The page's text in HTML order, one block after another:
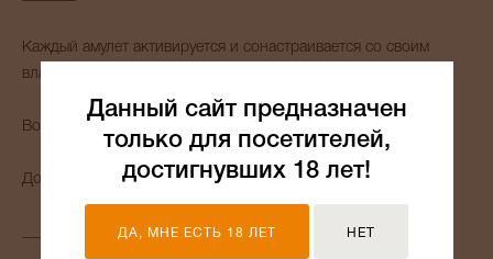
Каждый амулет активируется и сонастраивается со своим
владельцем.
Возможно приобретение оберега в подарок.
Доставка осуществляется по всему МИРУ.
Данный сайт предназначен
только для посетителей,
достигнувших 18 лет!
ДА, МНЕ ЕСТЬ 18 ЛЕТ НЕТ